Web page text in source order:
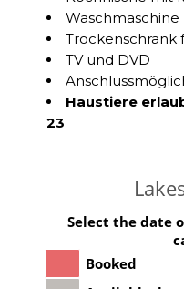
Waschmaschine
Trockenschrank
TV und DVD
Haustiere
23